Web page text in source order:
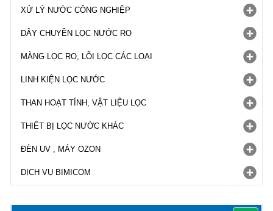
XỬ LÝ NƯỚC CÔNG NGHIỆP
DÂY CHUYỀN LỌC NƯỚC RO
MÀNG LỌC RO, LÕI LỌC CÁC LOẠI
LINH KIỆN LỌC NƯỚC
THAN HOẠT TÍNH, VẬT LIỆU LỌC
THIẾT BỊ LỌC NƯỚC KHÁC
ĐÈN UV , MÁY OZON
DỊCH VỤ BIMICOM